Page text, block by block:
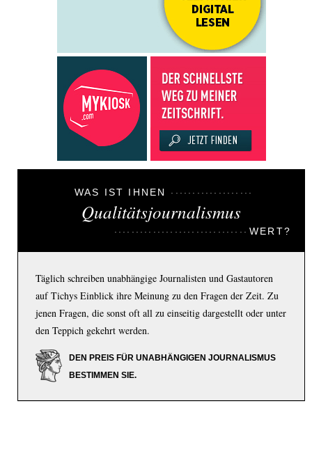
WAS IST IHNEN
Qualitätsjournalismus
WERT?
Täglich schreiben unabhängige Journalisten und Gastautoren
auf Tichys Einblick ihre Meinung zu den Fragen der Zeit. Zu
jenen Fragen, die sonst oft all zu einseitig dargestellt oder unter
den Teppich gekehrt werden.
DEN PREIS FÜR UNABHÄNGIGEN JOURNALISMUS
BESTIMMEN SIE.